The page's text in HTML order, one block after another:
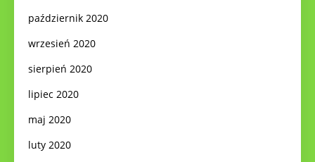
październik 2020
wrzesień 2020
sierpień 2020
lipiec 2020
maj 2020
luty 2020